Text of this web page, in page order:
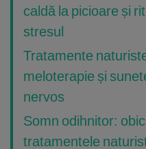
caldă la picioare și
stresul
Tratamente
meloterapie și
nervos
Somn odihnitor:
tratamentele